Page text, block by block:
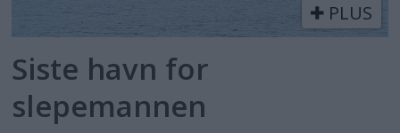
PLUS
Siste havn for
slepemannen